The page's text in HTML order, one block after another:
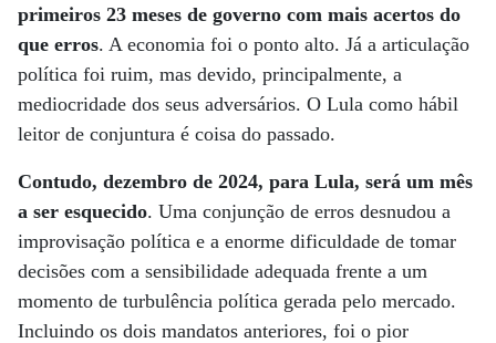
primeiros 23 meses de governo com mais acertos do
que erros. A economia foi o ponto alto. Já a articulação
política foi ruim, mas devido, principalmente, a
mediocridade dos seus adversários. O Lula como hábil
leitor de conjuntura é coisa do passado.
Contudo, dezembro de 2024, para Lula, será um mês
a ser esquecido. Uma conjunção de erros desnudou a
improvisação política e a enorme dificuldade de tomar
decisões com a sensibilidade adequada frente a um
momento de turbulência política gerada pelo mercado.
Incluindo os dois mandatos anteriores, foi o pior